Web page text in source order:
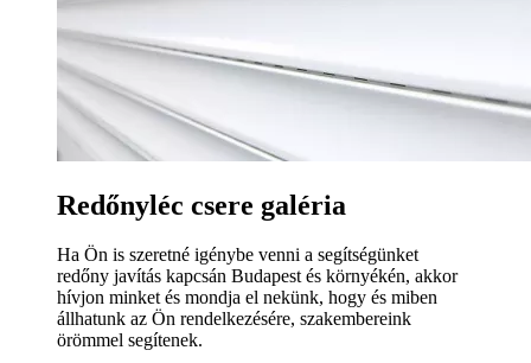
Redőnyléc csere galéria
Ha Ön is szeretné igénybe venni a segítségünket
redőny javítás kapcsán Budapest és környékén, akkor
hívjon minket és mondja el nekünk, hogy és miben
állhatunk az Ön rendelkezésére, szakembereink
örömmel segítenek.